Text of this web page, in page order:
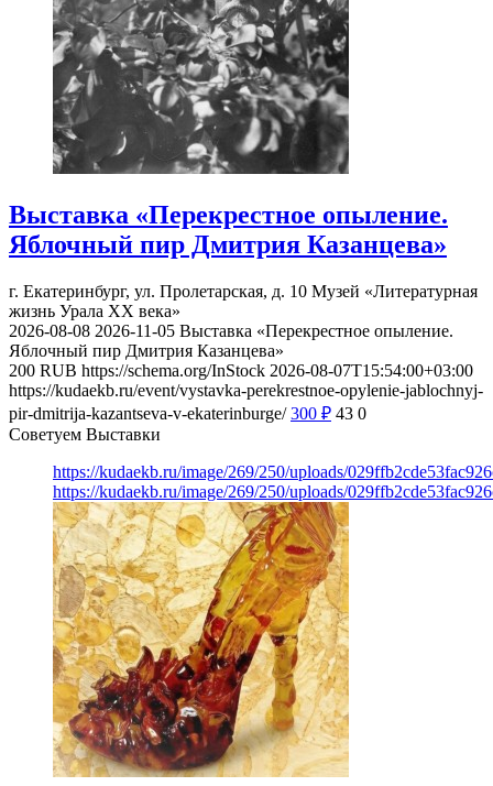
Выставка «Перекрестное опыление.
Яблочный пир Дмитрия Казанцева»
г. Екатеринбург, ул. Пролетарская, д. 10 Музей «Литературная
жизнь Урала ХХ века»
2026-08-08 2026-11-05 Выставка «Перекрестное опыление.
Яблочный пир Дмитрия Казанцева»
200 RUB https://schema.org/InStock 2026-08-07T15:54:00+03:00
https://kudaekb.ru/event/vystavka-perekrestnoe-opylenie-jablochnyj-
pir-dmitrija-kazantseva-v-ekaterinburge/ 300 ₽ 43 0
Советуем Выставки
https://kudaekb.ru/image/269/250/uploads/
https://kudaekb.ru/image/269/250/uploads/